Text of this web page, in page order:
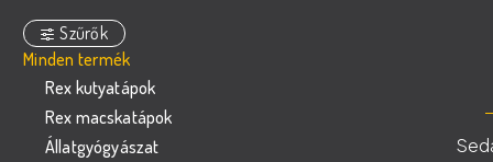
Szűrők
Minden termék
Rex kutyatápok
Rex macskatápok
Állatgyógyászat